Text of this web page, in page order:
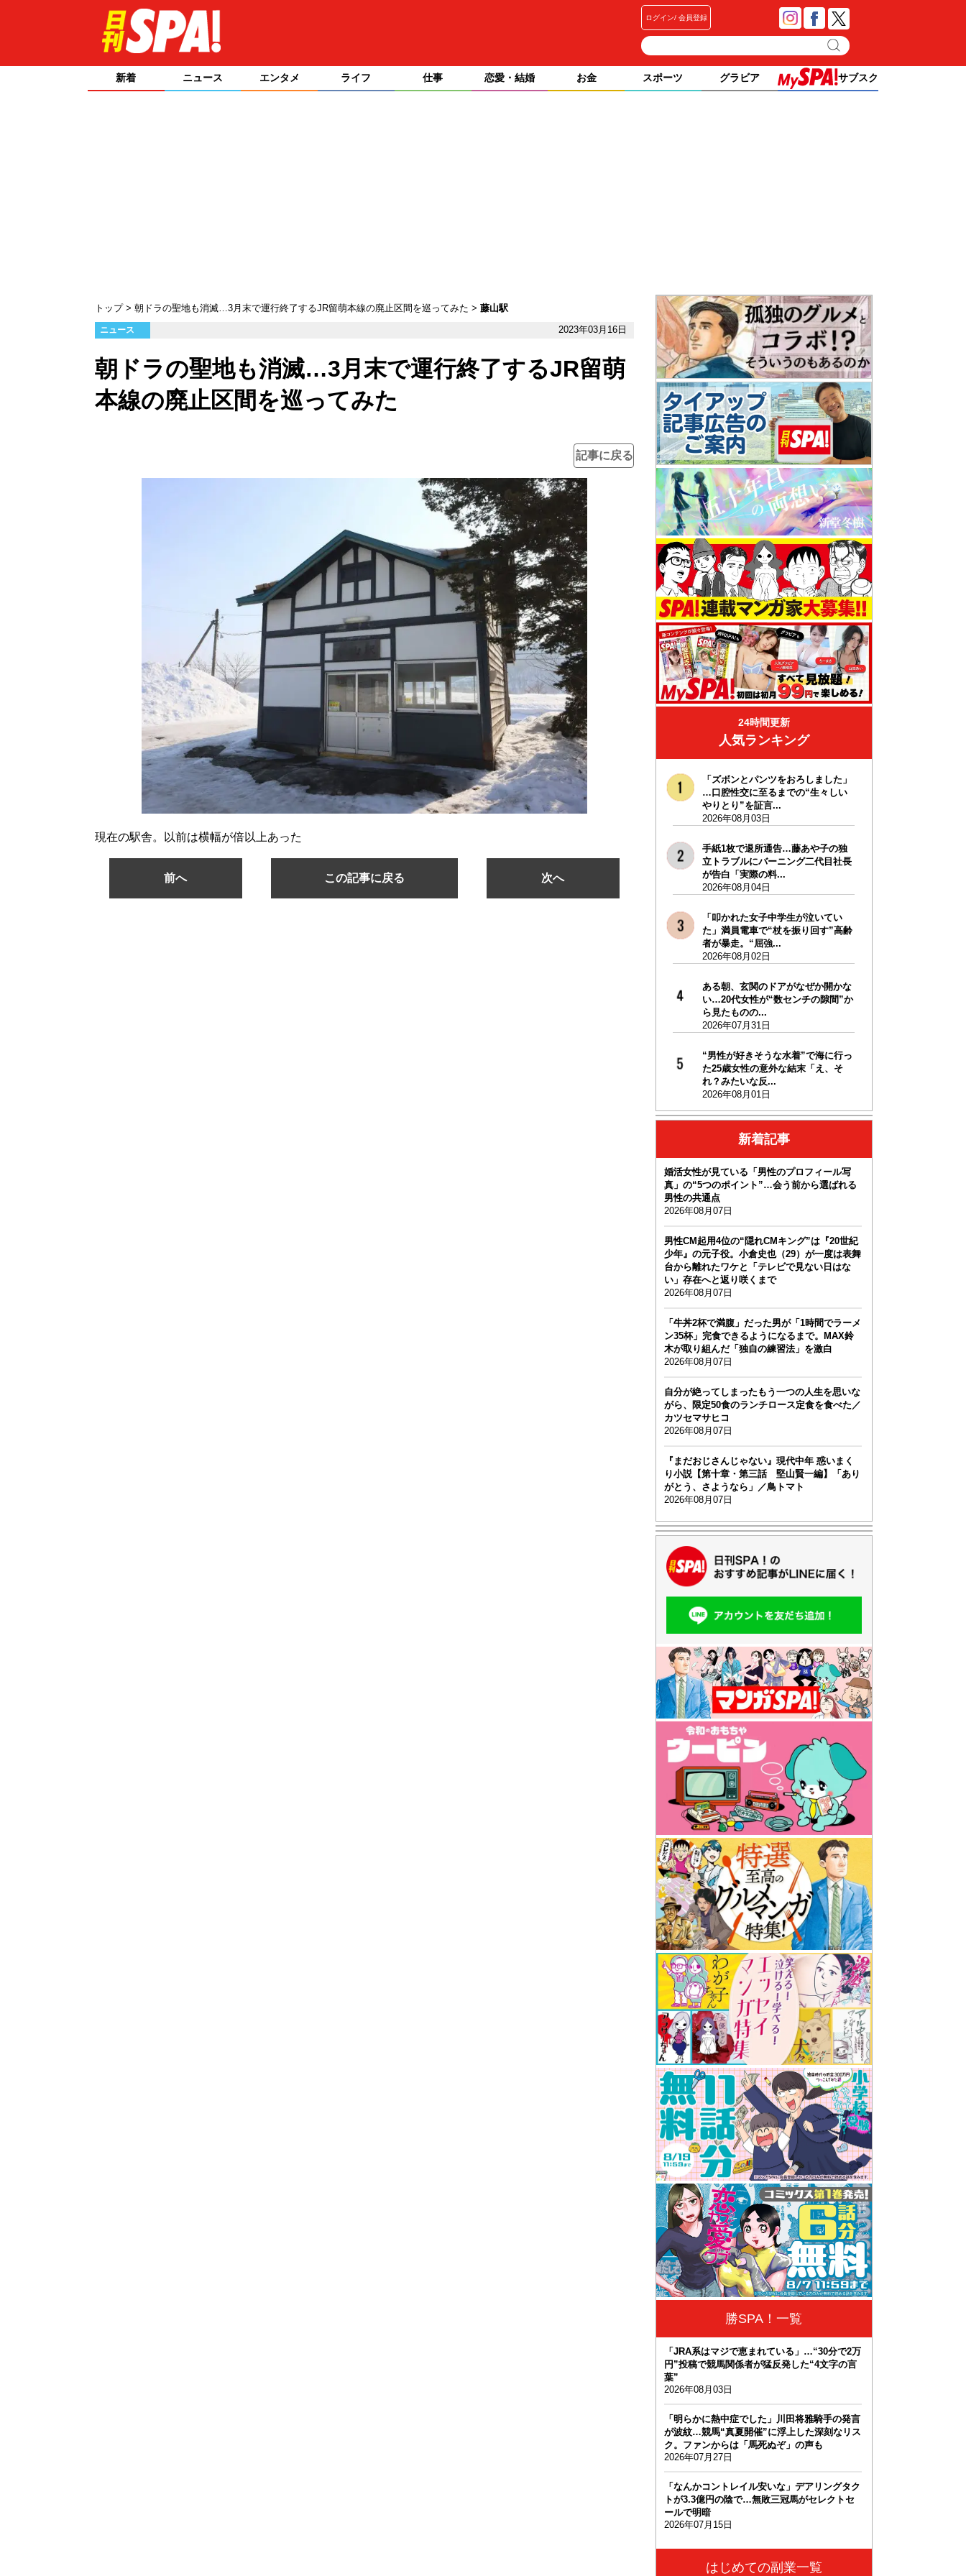
ログイン 会員登録
新着 ニュース エンタメ ライフ 仕事 恋愛・結婚 お金 スポーツ グラビア サブスク
トップ 朝ドラの聖地も消滅…3月末で運行終了するJR留萌本線の廃止区間を巡ってみた 藤山駅
ニュース 2023年03月16日
朝ドラの聖地も消滅…3月末で運行終了するJR留萌
本線の廃止区間を巡ってみた
記事に戻る
現在の駅舎。以前は横幅が倍以上あった
前へ この記事に戻る 次へ
24時間更新
人気ランキング
「ズボンとパンツをおろしました」
…口腔性交に至るまでの“生々しい
やりとり”を証言...
2026年08月03日
手紙1枚で退所通告…藤あや子の独
立トラブルにバーニング二代目社長
が告白「実際の料...
2026年08月04日
「叩かれた女子中学生が泣いてい
た」満員電車で“杖を振り回す”高齢
者が暴走。“屈強...
2026年08月02日
ある朝、玄関のドアがなぜか開かな
い…20代女性が“数センチの隙間”か
ら見たものの...
2026年07月31日
“男性が好きそうな水着”で海に行っ
た25歳女性の意外な結末「え、そ
れ？みたいな反...
2026年08月01日
新着記事
婚活女性が見ている「男性のプロフィール写
真」の“5つのポイント”…会う前から選ばれる
男性の共通点
2026年08月07日
男性CM起用4位の“隠れCMキング”は『20世紀
少年』の元子役。小倉史也（29）が一度は表舞
台から離れたワケと「テレビで見ない日はな
い」存在へと返り咲くまで
2026年08月07日
「牛丼2杯で満腹」だった男が「1時間でラーメ
ン35杯」完食できるようになるまで。MAX鈴
木が取り組んだ「独自の練習法」を激白
2026年08月07日
自分が絶ってしまったもう一つの人生を思いな
がら、限定50食のランチロース定食を食べた／
カツセマサヒコ
2026年08月07日
『まだおじさんじゃない』現代中年 惑いまく
り小説【第十章・第三話 堅山賢一編】「あり
がとう、さようなら」／鳥トマト
2026年08月07日
勝SPA！一覧
「JRA系はマジで恵まれている」…“30分で2万
円”投稿で競馬関係者が猛反発した“4文字の言
葉”
2026年08月03日
「明らかに熱中症でした」川田将雅騎手の発言
が波紋…競馬“真夏開催”に浮上した深刻なリス
ク。ファンからは「馬死ぬぞ」の声も
2026年07月27日
「なんかコントレイル安いな」デアリングタク
トが3.3億円の陰で…無敗三冠馬がセレクトセ
ールで明暗
2026年07月15日
はじめての副業一覧